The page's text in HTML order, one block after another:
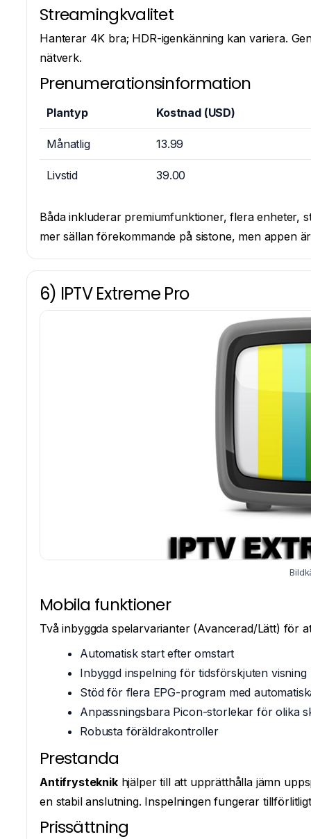
Streamingkvalitet
Hanterar 4K bra; HDR-igenkänning kan variera.
nätverk.
Prenumerationsinformation
Plantyp Kostnad (USD)
Månatlig 13.99
Livstid 39.00
Båda inkluderar premiumfunktioner, flera enheter,
mer sällan förekommande på sistone, men appen
6) IPTV Extreme Pro
Mobila funktioner
Två inbyggda spelarvarianter (Avancerad/Lätt) för
Automatisk start efter omstart
Inbyggd inspelning för tidsförskjuten visning
Stöd för flera EPG-program med
Anpassningsbara Picon-storlekar för olika
Robusta föräldrakontroller
Prestanda
Antifrysteknikhjälper till att upprätthålla jämn
en stabil anslutning. Inspelningen fungerar
Prissättning